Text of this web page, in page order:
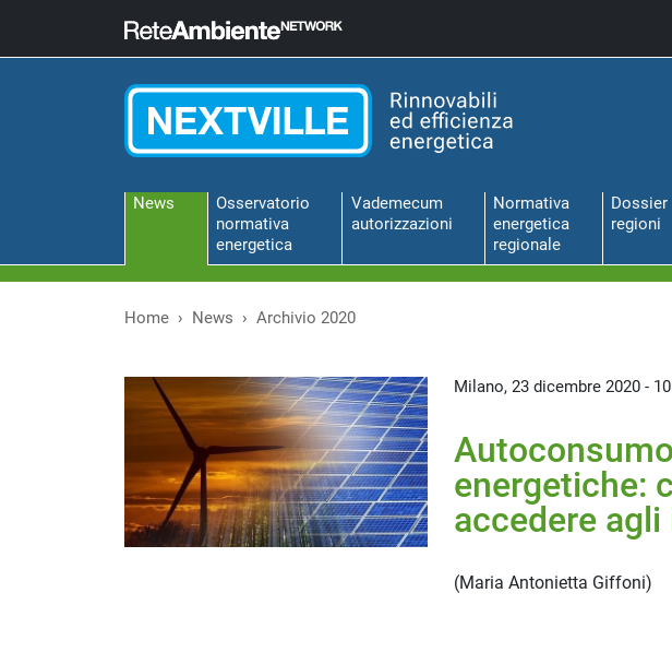
News
Osservatorio
normativa
energetica
Vademecum
autorizzazioni
Normativa
energetica
regionale
Dossier
regioni
Home News Archivio 2020
Milano, 23 dicembre 2020 -
energetiche:
accedere
(Maria Antonietta Giffoni)